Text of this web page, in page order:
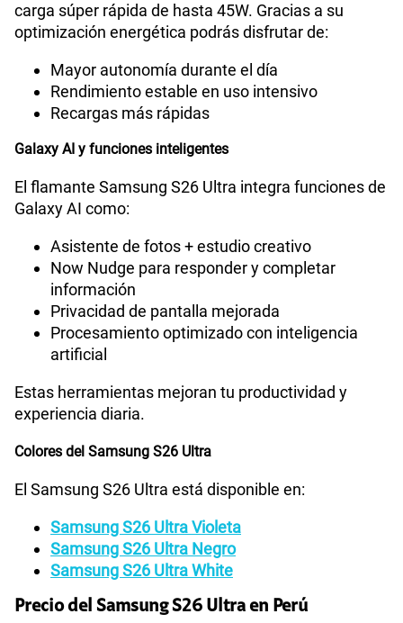
carga súper rápida de hasta 45W. Gracias a su
optimización energética podrás disfrutar de:
Mayor autonomía durante el día
Rendimiento estable en uso intensivo
Recargas más rápidas
Galaxy AI y funciones inteligentes
El flamante Samsung S26 Ultra integra funciones de
Galaxy AI como:
Asistente de fotos + estudio creativo
Now Nudge para responder y completar
información
Privacidad de pantalla mejorada
Procesamiento optimizado con inteligencia
artificial
Estas herramientas mejoran tu productividad y
experiencia diaria.
Colores del Samsung S26 Ultra
El Samsung S26 Ultra está disponible en:
Samsung S26 Ultra Violeta
Samsung S26 Ultra Negro
Samsung S26 Ultra White
Precio del Samsung S26 Ultra en Perú